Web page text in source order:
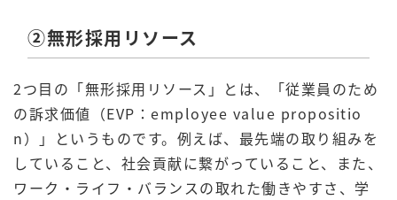
②無形採用リソース
2つ目の「無形採用リソース」とは、「従業員のため
の訴求価値（EVP：employee value propositio
n）」というものです。例えば、最先端の取り組みを
していること、社会貢献に繋がっていること、また、
ワーク・ライフ・バランスの取れた働きやすさ、学